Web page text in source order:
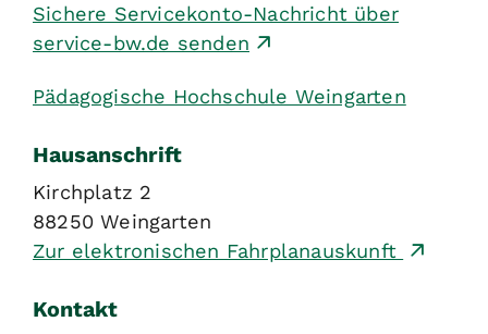
Sichere Servicekonto-Nachricht über
service-bw.de senden
Pädagogische Hochschule Weingarten
Hausanschrift
Kirchplatz 2
88250 Weingarten
Zur elektronischen Fahrplanauskunft
Kontakt